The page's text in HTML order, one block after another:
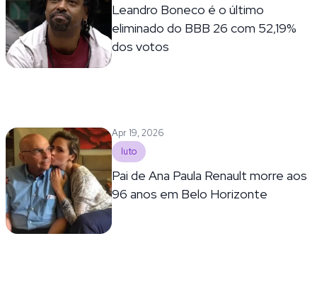
Leandro Boneco é o último
eliminado do BBB 26 com 52,19%
dos votos
Apr 19, 2026
luto
Pai de Ana Paula Renault morre aos
96 anos em Belo Horizonte